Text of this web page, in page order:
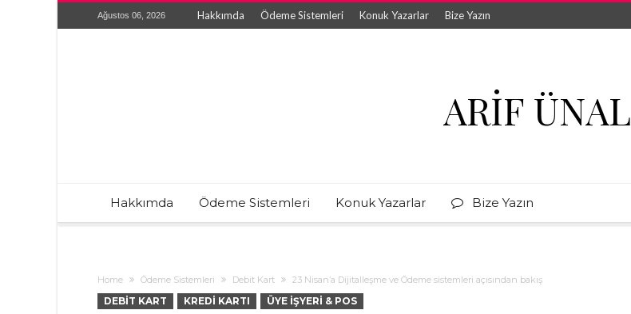
Ağustos 06, 2026 Hakkımda Ödeme Sistemleri Konuk Yazarlar Bize Yazın
ARIF ÜNAL
Hakkımda Ödeme Sistemleri Konuk Yazarlar Bize Yazın
Home Ödeme Sistemleri Debit Kart 23 Nisan’a Dijitalleşme ve Ödeme sistemleri açısından bakış
DEBIT KART KREDI KARTI ÜYE İŞYERI & POS